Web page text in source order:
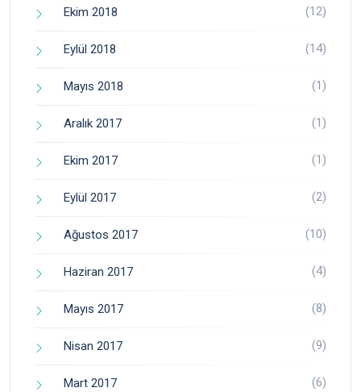
Ekim 2018 (12)
Eylül 2018 (14)
Mayıs 2018 (1)
Aralık 2017 (1)
Ekim 2017 (1)
Eylül 2017 (2)
Ağustos 2017 (10)
Haziran 2017 (4)
Mayıs 2017 (8)
Nisan 2017 (9)
Mart 2017 (6)